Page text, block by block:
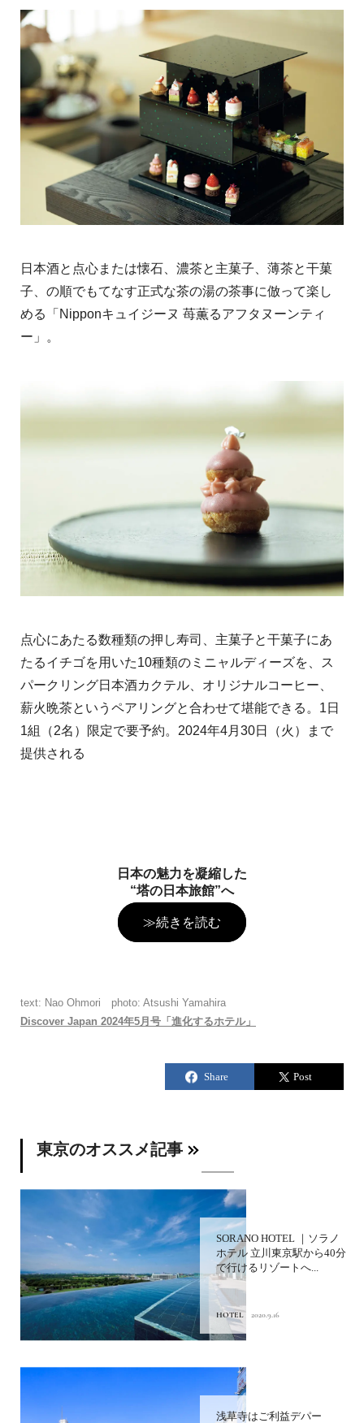
日本酒と点心または懐石、濃茶と主菓子、薄茶と干菓
子、の順でもてなす正式な茶の湯の茶事に倣って楽し
める「Nipponキュイジーヌ 苺薫るアフタヌーンティ
ー」。
点心にあたる数種類の押し寿司、主菓子と干菓子にあ
たるイチゴを用いた10種類のミニャルディーズを、ス
パークリング日本酒カクテル、オリジナルコーヒー、
薪火晩茶というペアリングと合わせて堪能できる。1日
1組（2名）限定で要予約。2024年4月30日（火）まで
提供される
日本の魅力を凝縮した
“塔の日本旅館”へ
≫続きを読む
text: Nao Ohmori photo: Atsushi Yamahira
Discover Japan 2024年5月号「進化するホテル」
東京のオススメ記事
SORANO HOTEL ｜ソラノ
ホテル 立川東京駅から40分
で行けるリゾートへ...
HOTEL 2020.9.16
浅草寺はご利益デパー